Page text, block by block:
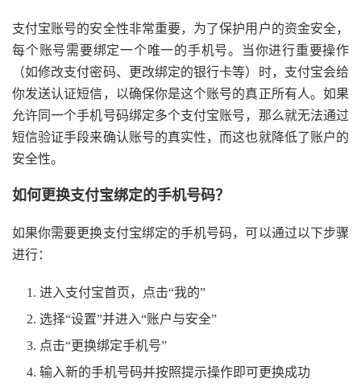
支付宝账号的安全性非常重要，为了保护用户的资金安全，
每个账号需要绑定一个唯一的手机号。当你进行重要操作
（如修改支付密码、更改绑定的银行卡等）时，支付宝会给
你发送认证短信，以确保你是这个账号的真正所有人。如果
允许同一个手机号码绑定多个支付宝账号，那么就无法通过
短信验证手段来确认账号的真实性，而这也就降低了账户的
安全性。
如何更换支付宝绑定的手机号码？
如果你需要更换支付宝绑定的手机号码，可以通过以下步骤
进行：
进入支付宝首页，点击“我的”
选择“设置”并进入“账户与安全”
点击“更换绑定手机号”
输入新的手机号码并按照提示操作即可更换成功